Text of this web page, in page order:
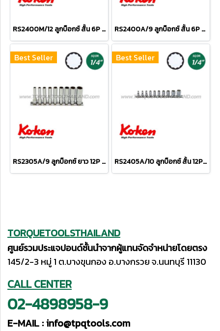
RS2400M/12 ลูกบ็อกซ์ สั้น 6P ชุด 12 ชิ้น (SQ.DR.1/4") Socket Set on rail RS2400A/9 ลูกบ็อกซ์ สั้น 6P ชุด 9 ชิ้น (SQ.DR.1/4") Socket Set on Rail
Best Seller
RS2305A/9 ลูกบ็อกซ์ ยาว 12P ชุด 9 ชิ้น (SQ.DR.1/4") Deep Socket Set on Rail
Best Seller
RS2405A/10 ลูกบ็อกซ์ สั้น 12P ชุด 10 ชิ้น (SQ.DR.1/4") Socket Set on Rail
TORQUETOOLSTHAILAND
ศูนย์รวมประแจปอนด์ชั้นนำจากผู้แทนจัดจำหน่ายโดยตรง
145/2-3 หมู่ 1 ต.บางขุนกอง อ.บางกรวย จ.นนทบุรี 11130
CALL CENTER
02-4898958-9
E-MAIL :info@tpqtools.com